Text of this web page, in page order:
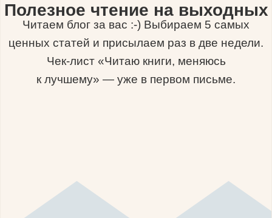
Полезное чтение на выходных
Читаем блог за вас :-) Выбираем 5 самых
ценных статей и присылаем раз в две недели.
Чек-лист «Читаю книги, меняюсь
к лучшему» — уже в первом письме.